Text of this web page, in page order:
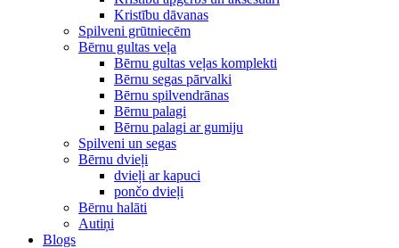
Kristību dāvanas
Spilveni grūtniecēm
Bērnu gultas veļa
Bērnu gultas veļas komplekti
Bērnu segas pārvalki
Bērnu spilvendrānas
Bērnu palagi
Bērnu palagi ar gumiju
Spilveni un segas
Bērnu dvieļi
dvieļi ar kapuci
pončo dvieļi
Bērnu halāti
Autiņi
Blogs